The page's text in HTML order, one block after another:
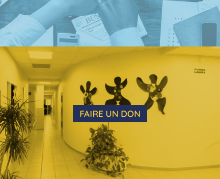
FAIRE UN DON